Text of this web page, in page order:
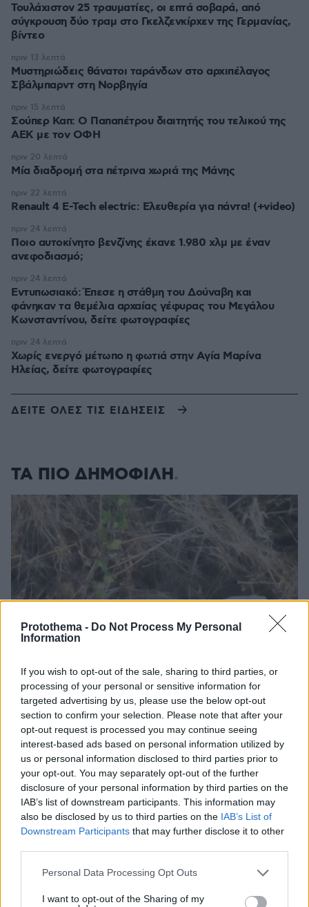
Protothema - Do Not Process My Personal
Information
If you wish to opt-out of the sale, sharing to third parties, or
processing of your personal or sensitive information for
targeted advertising by us, please use the below opt-out
section to confirm your selection. Please note that after your
opt-out request is processed you may continue seeing
interest-based ads based on personal information utilized by
us or personal information disclosed to third parties prior to
your opt-out. You may separately opt-out of the further
disclosure of your personal information by third parties on the
IAB’s list of downstream participants. This information may
also be disclosed by us to third parties on the IAB’s List of
Downstream Participants that may further disclose it to other
Please note that this website/app uses one or more Google
not limited to your visit or usage behaviour. You may click to
Personal Data Processing Opt Outs
I want to opt-out of the Sharing of my
Τουλάχιστον 25 τραυματίες, οι επτά σοβαρά, από
σύγκρουση δύο τραμ στο Γκελζενκίρχεν της Γερμανίας,
βίντεο
Μυστηριώδεις θάνατοι ταράνδων στο αρχιπέλαγος
Σβάλμπαρντ στη Νορβηγία
πριν 13 λεπτά
Σούπερ Καπ: Ο Παπαπέτρου διαιτητής του τελικού της
ΑΕΚ με τον ΟΦΗ
πριν 15 λεπτά
Μία διαδρομή στα πέτρινα χωριά της Μάνης
πριν 20 λεπτά
Renault 4 E-Tech electric: Ελευθερία για πάντα! (+video)
πριν 22 λεπτά
Ποιο αυτοκίνητο βενζίνης έκανε 1.980 χλμ με έναν
ανεφοδιασμό;
πριν 24 λεπτά
Εντυπωσιακό: Έπεσε η στάθμη του Δούναβη και
φάνηκαν τα θεμέλια αρχαίας γέφυρας του Μεγάλου
Κωνσταντίνου, δείτε φωτογραφίες
πριν 24 λεπτά
Χωρίς ενεργό μέτωπο η φωτιά στην Aγία Μαρίνα
Ηλείας, δείτε φωτογραφίες
πριν 24 λεπτά
ΔΕΙΤΕ ΟΛΕΣ ΤΙΣ ΕΙΔΗΣΕΙΣ
ΤΑ ΠΙΟ ΔΗΜΟΦΙΛΗ
Πέθανε το άσπρο κουτάβι που συμβίωνε με αγέλη
λύκων στην Κεντρική Μακεδονία: Καλό ταξίδι
μικρέ, δείτε βίντεο
06.08.2026, 16:39